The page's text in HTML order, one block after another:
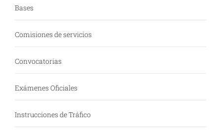
Bases
Comisiones de servicios
Convocatorias
Exámenes Oficiales
Instrucciones de Tráfico